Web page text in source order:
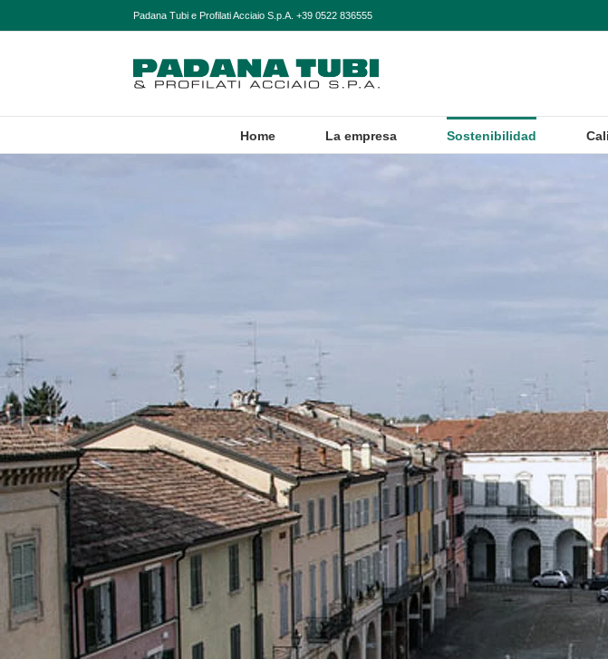
Padana Tubi e Profilati Acciaio S.p.A. +39 0522 836555
Home La empresa Sostenibilidad